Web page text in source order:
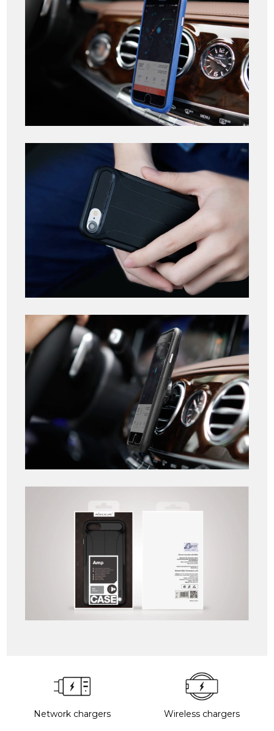
Network chargers Wireless chargers